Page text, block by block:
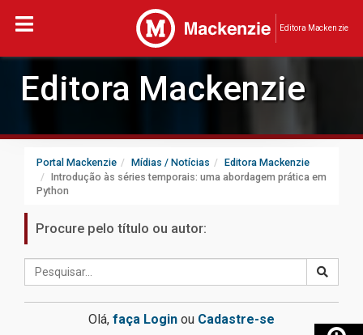
Editora Mackenzie
Editora Mackenzie
Portal Mackenzie Mídias / Notícias
Editora Mackenzie
Introdução às séries temporais: uma abordagem prática em
Python
Procure pelo título ou autor:
Olá, faça Login ou Cadastre-se